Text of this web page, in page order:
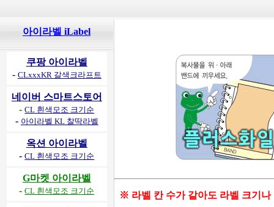
아이라벨 iLabel
쿠팡 아이라벨
- CLxxxKR 갈색크라프트
네이버 스마트스토어
-CL 흰색모조 크기순
- 아이라벨 KL 찰딱라벨
옥션 아이라벨
-CL 흰색모조 크기순
G마켓 아이라벨
-CL 흰색모조 크기순 ※ 라벨 칸 수가 같아도 라벨 크기나